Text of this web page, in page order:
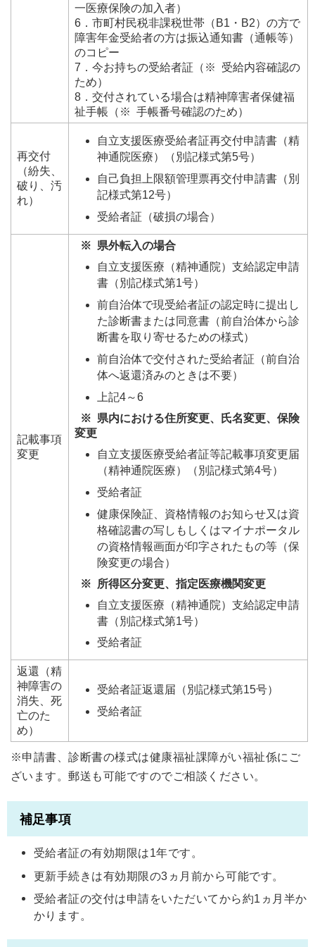
一医療保険の加入者）
6．市町村民税非課税世帯（B1・B2）の方で
障害年金受給者の方は振込通知書（通帳等）
のコピー
7．今お持ちの受給者証（※ 受給内容確認の
ため）
8．交付されている場合は精神障害者保健福
祉手帳（※ 手帳番号確認のため）
再交付
（紛失、
破り、汚
れ）
自立支援医療受給者証再交付申請書（精
神通院医療）（別記様式第5号）
自己負担上限額管理票再交付申請書（別
記様式第12号）
受給者証（破損の場合）
記載事項
変更
※ 県外転入の場合
自立支援医療（精神通院）支給認定申請
書（別記様式第1号）
前自治体で現受給者証の認定時に提出し
た診断書または同意書（前自治体から診
断書を取り寄せるための様式）
前自治体で交付された受給者証（前自治
体へ返還済みのときは不要）
上記4～6
※ 県内における住所変更、氏名変更、保険
変更
自立支援医療受給者証等記載事項変更届
（精神通院医療）（別記様式第4号）
受給者証
健康保険証、資格情報のお知らせ又は資
格確認書の写しもしくはマイナポータル
の資格情報画面が印字されたもの等（保
険変更の場合）
※ 所得区分変更、指定医療機関変更
自立支援医療（精神通院）支給認定申請
書（別記様式第1号）
受給者証
返還（精
神障害の
消失、死
亡のた
め）
受給者証返還届（別記様式第15号）
受給者証
※申請書、診断書の様式は健康福祉課障がい福祉係にご
ざいます。郵送も可能ですのでご相談ください。
補足事項
受給者証の有効期限は1年です。
更新手続きは有効期限の3ヵ月前から可能です。
受給者証の交付は申請をいただいてから約1ヵ月半か
かります。